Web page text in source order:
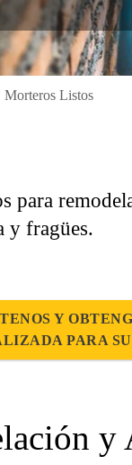
Morteros Listos
para
y fragües.
Y
PARA
y